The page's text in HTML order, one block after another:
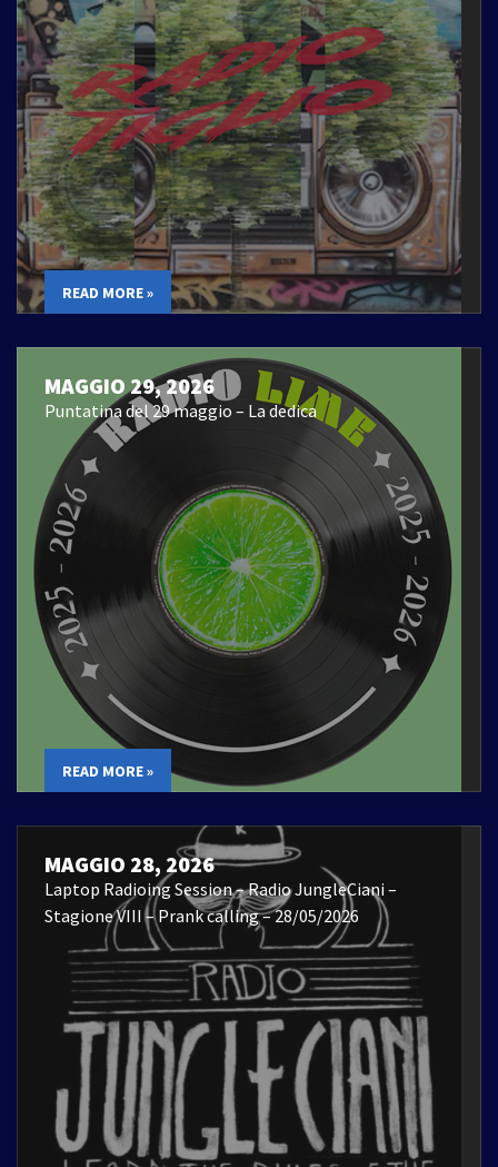
READ MORE »
MAGGIO 29, 2026
Puntatina del 29 maggio – La dedica
READ MORE »
MAGGIO 28, 2026
Laptop Radioing Session – Radio JungleCiani –
Stagione VIII – Prank calling – 28/05/2026